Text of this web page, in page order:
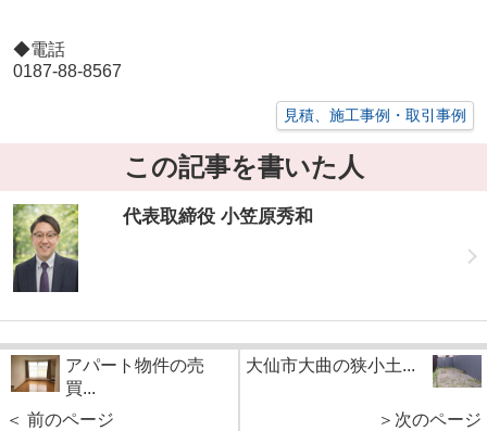
◆電話
0187-88-8567
見積、施工事例・取引事例
この記事を書いた人
代表取締役 小笠原秀和
アパート物件の売
買...
＜ 前のページ
大仙市大曲の狭小土...
＞次のページ